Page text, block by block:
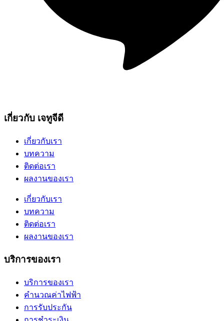
เกี่ยวกับ เจทูจีดี
เกี่ยวกับเรา
บทความ
ติดต่อเรา
ผลงานของเรา
เกี่ยวกับเรา
บทความ
ติดต่อเรา
ผลงานของเรา
บริการของเรา
บริการของเรา
คำนวณค่าไฟฟ้า
การรับประกัน